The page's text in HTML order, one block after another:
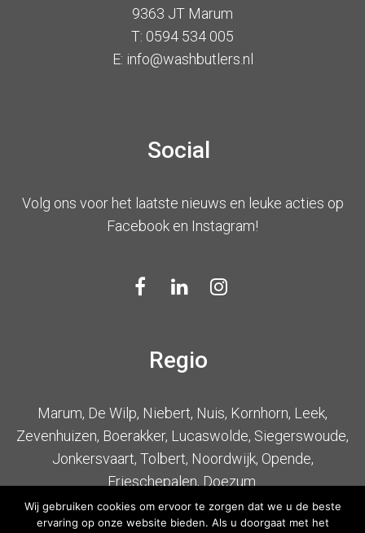
9363 JT Marum
T: 0594 534 005
E: info@washbutlers.nl
Social
Volg ons voor het laatste nieuws en leuke acties op
Facebook en Instagram!
Regio
Marum, De Wilp, Niebert, Nuis, Kornhorn, Leek,
Zevenhuizen, Boerakker, Lucaswolde, Siegerswoude,
Jonkersvaart, Tolbert, Noordwijk, Opende,
Frieschepalen, Doezum.
Wij gebruiken cookies om ervoor te zorgen dat we u de beste
ervaring op onze website bieden. Als u doorgaat met het